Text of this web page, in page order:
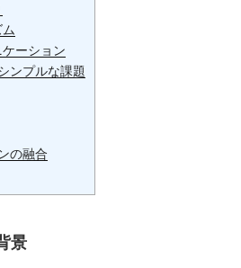
ーション
ンプルな課題
の融合
景